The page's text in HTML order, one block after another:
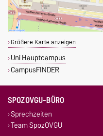
Größere Karte anzeigen
Uni Hauptcampus
CampusFINDER
SPOZOVGU-BÜRO
Sprechzeiten
Team SpozOVGU